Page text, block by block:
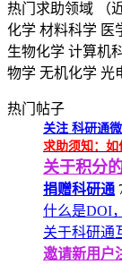
热门求助领域
（
化学 材料科学 医
生物化学 计算机
物学 无机化学 光
热门帖子
关注 科研通
求助须知：如
关于积分
捐赠科研通
什么是DOI
关于科研通
邀请新用户